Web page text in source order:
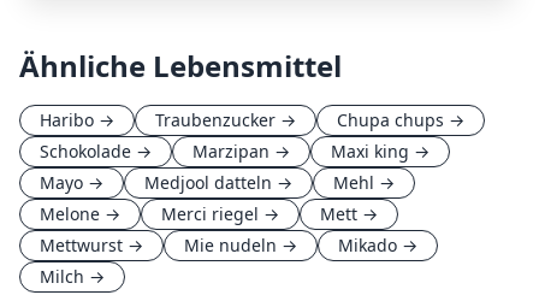
Ähnliche Lebensmittel
Haribo → Traubenzucker → Chupa chups →
Schokolade → Marzipan → Maxi king →
Mayo → Medjool datteln → Mehl →
Melone → Merci riegel → Mett →
Mettwurst → Mie nudeln → Mikado →
Milch →